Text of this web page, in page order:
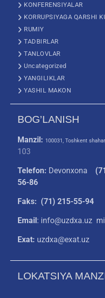
KONFERENSIYALAR
KORRUPSIYAGA QARSHI
RUMIY
TADBIRLAR
TANLOVLAR
Uncategorized
YANGILIKLAR
YASHIL MAKON
BOG’LANISH
Manzil: 100031, Toshkent shahar,
103
Telefon: Devonxona (
56-86
Faks: (71) 215-55-94
Email: info@uzdxa.uz
Exat: uzdxa@exat.uz
LOKATSIYA